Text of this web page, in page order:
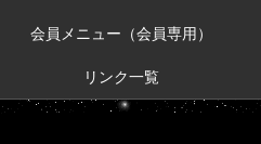
会員メニュー（会員専用）
リンク一覧